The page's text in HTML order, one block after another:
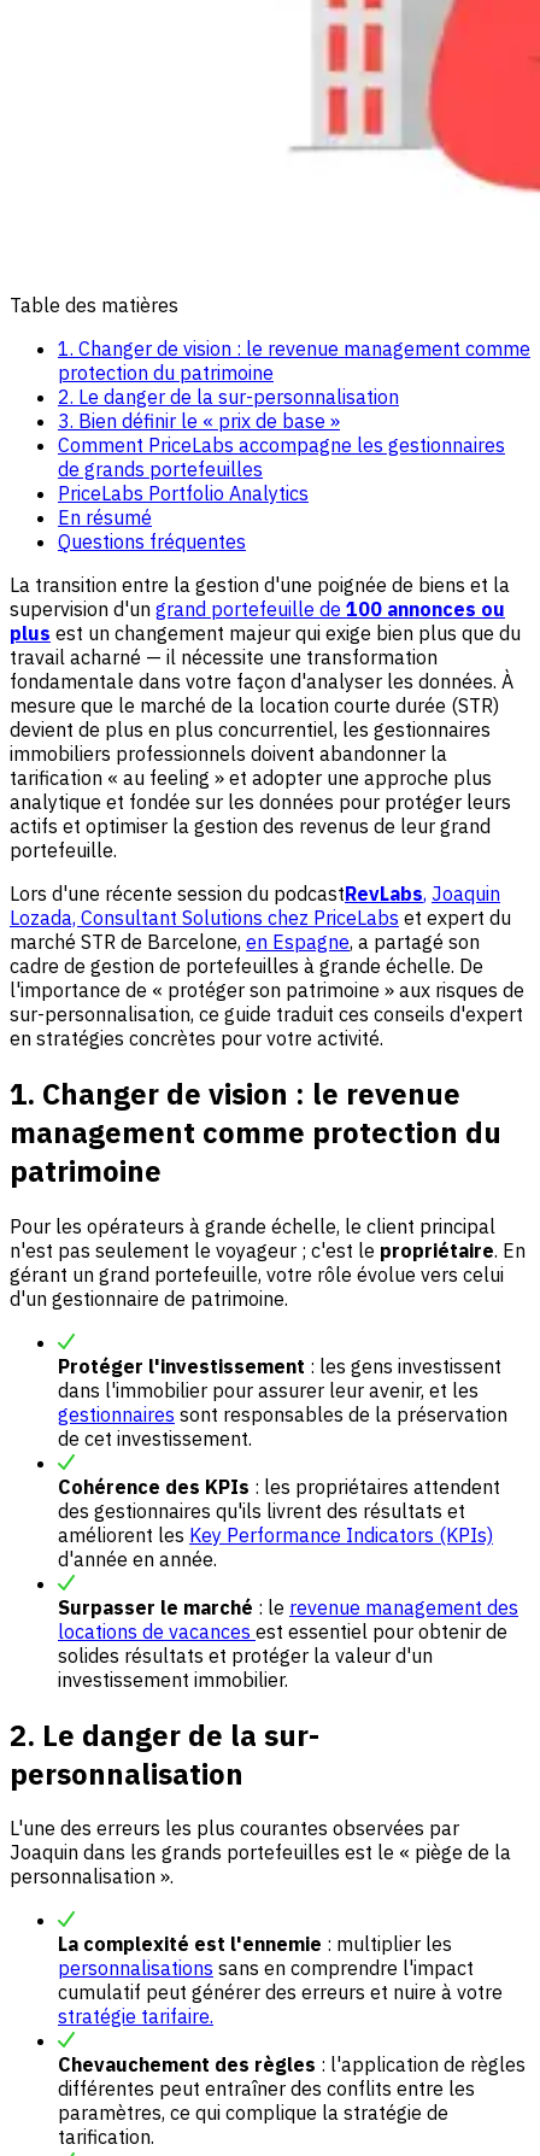
Table des matières
1. Changer de vision : le revenue management comme
protection du patrimoine
2. Le danger de la sur-personnalisation
3. Bien définir le « prix de base »
Comment PriceLabs accompagne les gestionnaires
de grands portefeuilles
PriceLabs Portfolio Analytics
En résumé
Questions fréquentes
La transition entre la gestion d'une poignée de biens et la
supervision d'un grand portefeuille de 100 annonces ou
plus est un changement majeur qui exige bien plus que du
travail acharné — il nécessite une transformation
fondamentale dans votre façon d'analyser les données. À
mesure que le marché de la location courte durée (STR)
devient de plus en plus concurrentiel, les gestionnaires
immobiliers professionnels doivent abandonner la
tarification « au feeling » et adopter une approche plus
analytique et fondée sur les données pour protéger leurs
actifs et optimiser la gestion des revenus de leur grand
portefeuille.
Lors d'une récente session du podcastRevLabs, Joaquin
Lozada, Consultant Solutions chez PriceLabs et expert du
marché STR de Barcelone, en Espagne, a partagé son
cadre de gestion de portefeuilles à grande échelle. De
l'importance de « protéger son patrimoine » aux risques de
sur-personnalisation, ce guide traduit ces conseils d'expert
en stratégies concrètes pour votre activité.
1. Changer de vision : le revenue
management comme protection du
patrimoine
Pour les opérateurs à grande échelle, le client principal
n'est pas seulement le voyageur ; c'est le propriétaire. En
gérant un grand portefeuille, votre rôle évolue vers celui
d'un gestionnaire de patrimoine.
Protéger l'investissement : les gens investissent
dans l'immobilier pour assurer leur avenir, et les
gestionnaires sont responsables de la préservation
de cet investissement.
Cohérence des KPIs : les propriétaires attendent
des gestionnaires qu'ils livrent des résultats et
améliorent les Key Performance Indicators (KPIs)
d'année en année.
Surpasser le marché : le revenue management des
locations de vacances est essentiel pour obtenir de
solides résultats et protéger la valeur d'un
investissement immobilier.
2. Le danger de la sur-
personnalisation
L'une des erreurs les plus courantes observées par
Joaquin dans les grands portefeuilles est le « piège de la
personnalisation ».
La complexité est l'ennemie : multiplier les
personnalisations sans en comprendre l'impact
cumulatif peut générer des erreurs et nuire à votre
stratégie tarifaire.
Chevauchement des règles : l'application de règles
différentes peut entraîner des conflits entre les
paramètres, ce qui complique la stratégie de
tarification.